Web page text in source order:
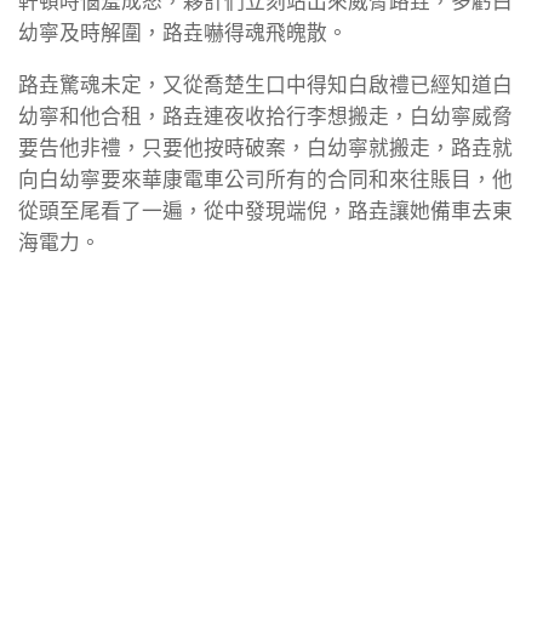
幼寧及時解圍，路垚嚇得魂飛魄散。
路垚驚魂未定，又從喬楚生口中得知白啟禮已經知道白
幼寧和他合租，路垚連夜收拾行李想搬走，白幼寧威脅
要告他非禮，只要他按時破案，白幼寧就搬走，路垚就
向白幼寧要來華康電車公司所有的合同和來往賬目，他
從頭至尾看了一遍，從中發現端倪，路垚讓她備車去東
海電力。